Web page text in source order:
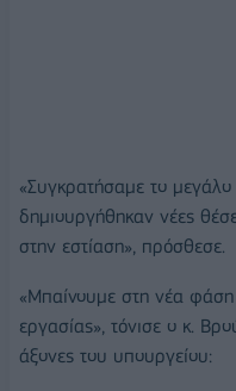
«Συγκρατήσαμε το
δημιουργήθηκαν νέες
στην εστίαση», πρόσθεσε.
«Μπαίνουμε στη νέα φάση
εργασίας», τόνισε ο κ.
άξονες του υπουργείου: